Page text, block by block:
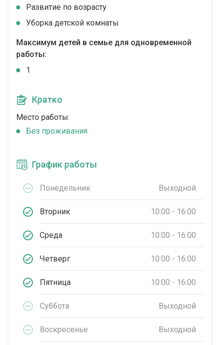
Развитие по возрасту
Уборка детской комнаты
Максимум детей в семье для одновременной
работы:
1
Кратко
Место работы:
Без проживания
График работы
Понедельник Выходной
Вторник 10:00 - 16:00
Среда 10:00 - 16:00
Четверг 10:00 - 16:00
Пятница 10:00 - 16:00
Суббота Выходной
Воскресенье Выходной